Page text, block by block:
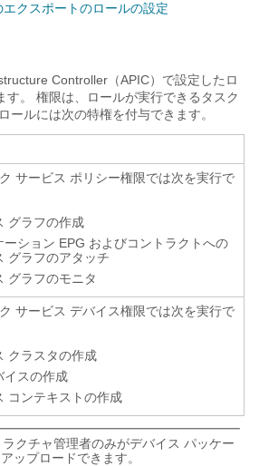
クスポートのロールの設定
Controller （APIC）で設定したロ
す。 権限は、ロールが実行できるタスク
ールには次の特権を付与できます。
サービス ポリシー権限では次を実行で
グラフの作成
ーション EPG およびコントラクトへの
グラフのアタッチ
グラフのモニタ
サービス デバイス権限では次を実行で
クラスタの作成
イスの作成
コンテキストの作成
クチャ管理者のみがデバイス パッケー
ップロードできます。